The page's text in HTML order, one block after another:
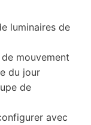
luminaires de
mouvement
du jour
de
avec